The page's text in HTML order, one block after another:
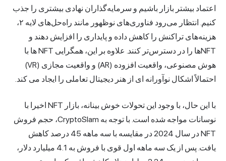
اعتماد بیشتر بازار باشیم و سرمایه‌گذاران نهادی بیشتری را جذب
کنیم. انتظار می‌رود فناوری‌های نوظهور مانند راه‌حل‌های لایه ۲،
هزینه‌های تراکنش را کاهش داده و پایداری را افزایش دهند و
NFT‌ها را در دسترس‌تر کنند. علاوه بر این، همگرایی NFT ها با
هوش مصنوعی، واقعیت افزوده (AR) و واقعیت مجازی (VR)
احتمالاً اشکال نوآورانه ای از هنر دیجیتال تعاملی را ایجاد می کند.
با این حال، با وجود این تحولات خوش بینانه، بازار NFT اخیرا با
نوسانات مواجه شده است. با توجه به CryptoSlam، حجم فروش
NFT در سال 2024 در مقایسه با سه ماهه 45 درصد کاهش
یافت. پس از یک سه ماهه اول قوی با فروش به 4.1 میلیارد دلار،